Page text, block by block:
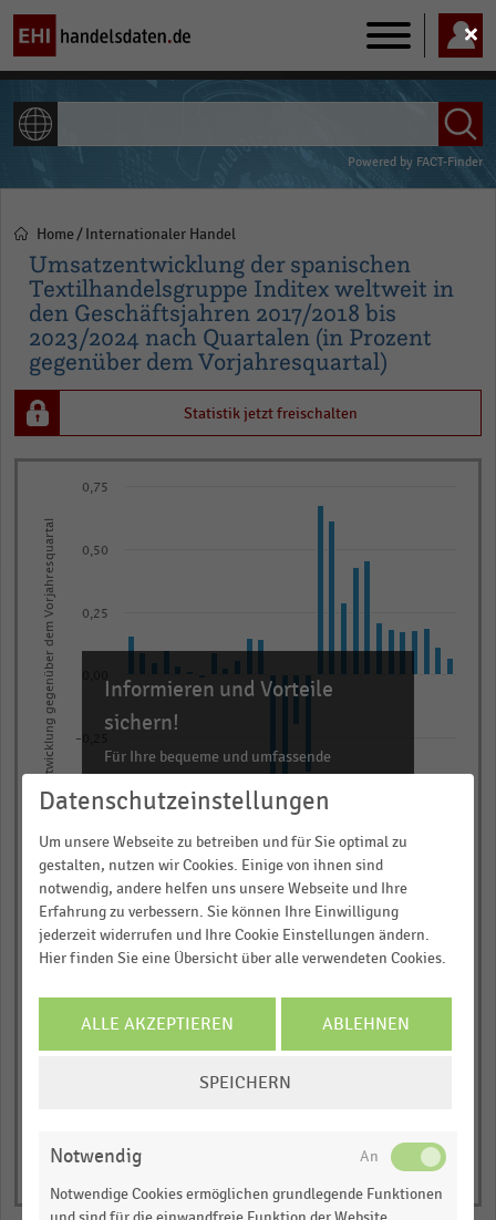
Main
navigation
Powered by FACT-Finder
Pfadnavigation
Home Internationaler Handel
Umsatzentwicklung der spanischen
Textilhandelsgruppe Inditex weltweit in
den Geschäftsjahren 2017/2018 bis
2023/2024 nach Quartalen (in Prozent
gegenüber dem Vorjahresquartal)
Statistik jetzt freischalten
with
bars.
The
chart
has
axis
displaying
categories.
28
categories.
The
chart
has
axis
gegenüber
dem
Prozentuale Umsatzentwicklung gegenüber dem Vorjahresquartal
Q1 17/18Q3 17/18Q1 18/19Q3 18/19Q1 19/20Q3 19/20Q1 20/21Q3 20/21Q1 21/22Q3 21/22
Q1 22/23Q3 22/23Q1 23/24Q3 23/24
-1,00
-0,75
-0,50
-0,25
0,25
0,50
0,75
Informieren und Vorteile
sichern!
Für Ihre bequeme und umfassende
Recherche:
Download als Excel, PNG, PDF
… und vieles mehr!
Datenschutzeinstellungen
Um unsere Webseite zu betreiben und für Sie optimal zu
gestalten, nutzen wir Cookies. Einige von ihnen sind
notwendig, andere helfen uns unsere Webseite und Ihre
Erfahrung zu verbessern. Sie können Ihre Einwilligung
jederzeit widerrufen und Ihre Cookie Einstellungen ändern.
Hier finden Sie eine Übersicht über alle verwendeten Cookies.
ALLE AKZEPTIEREN ABLEHNEN
SPEICHERN
Notwendig
Notwendige Cookies ermöglichen grundlegende Funktionen